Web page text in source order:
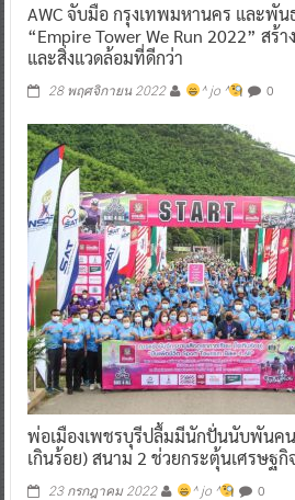
AWC จับมือ กรุงเทพมหานคร และพัน
“Empire Tower We Run 2022” สร้
และสิ่งแวดล้อมที่ดีกว่า
28 พฤศจิกายน 2022 ^ jo ^ 0
พ่อเมืองเพชรบุรีปลื้มมีนักปั่นนับพันคน
เกินร้อย) สนาม 2 ช่วยกระตุ้นเศรษฐ
23 กรกฎาคม 2022 ^ jo ^ 0